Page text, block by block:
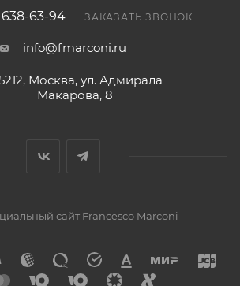
63-94 ЗАКАЗАТЬ ЗВОНОК
info@fmarconi.ru
Москва, ул. Адмирала
Макарова, 8
сайт Francesco Marconi